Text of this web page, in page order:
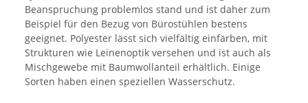
Beanspruchung problemlos stand und ist daher zum
Beispiel für den Bezug von Bürostühlen bestens
geeignet. Polyester lässt sich vielfältig einfärben, mit
Strukturen wie Leinenoptik versehen und ist auch als
Mischgewebe mit Baumwollanteil erhältlich. Einige
Sorten haben einen speziellen Wasserschutz.